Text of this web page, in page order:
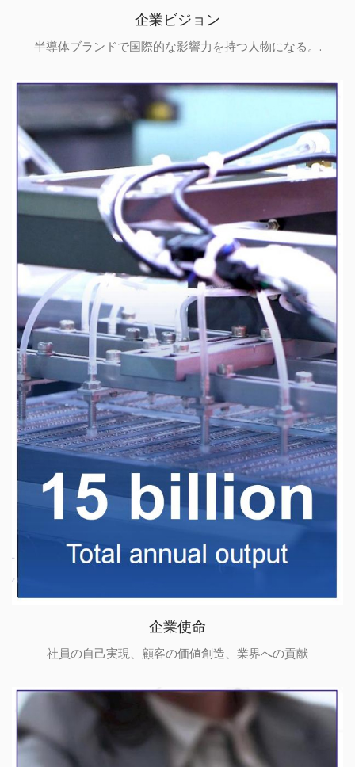
企業ビジョン
半導体ブランドで国際的な影響力を持つ人物になる。.
企業使命
社員の自己実現、顧客の価値創造、業界への貢献